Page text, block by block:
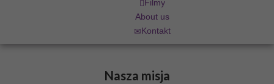
Filmy
About us
Kontakt
Nasza misja